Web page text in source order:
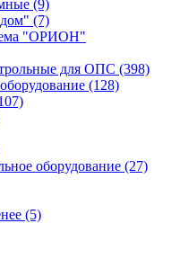
(9)
(7)
"ОРИОН"
для ОПС (398)
(128)
оборудование (27)
(5)